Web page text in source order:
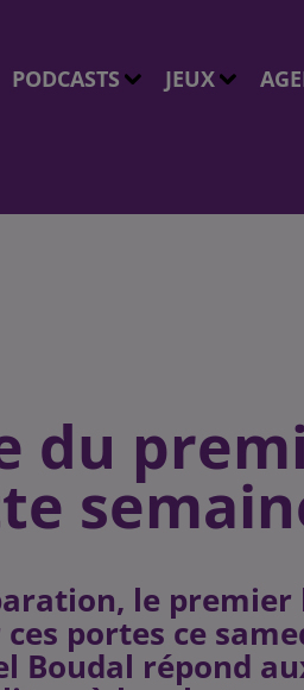
PODCASTS JEUX
du
le premier
portes ce
Boudal répond